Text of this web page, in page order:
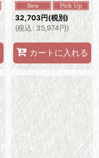
32,703円(税別)
(税込: 35,974円)
カートに入れる